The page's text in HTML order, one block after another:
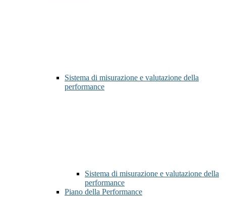
Sistema di misurazione e valutazione della
performance
Sistema di misurazione e valutazione della
performance
Piano della Performance